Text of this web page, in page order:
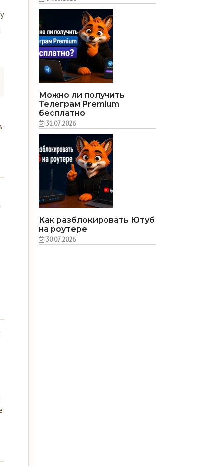
Можно ли получить
Телеграм Premium
бесплатно
31.07.2026
Как разблокировать Ютуб
на роутере
30.07.2026